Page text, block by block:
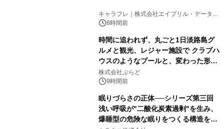
キャラフレ｜株式会社エイプリル・データ・
デザインズ
8時間前
時間に追われず、丸ごと1日淡路島グ
ルメと観光、レジャー施設で クラブハ
ウスのようなプールと、変わった形の
サウナも 「THE BOXY AWAJI」のお
得な素泊まり連泊プランで
株式会社ぷらど
9時間前
眠りづらさの正体──シリーズ第三回
浅い呼吸が"二酸化炭素過剰"を生み、
爆睡型の危険な眠りをつくる構造を解